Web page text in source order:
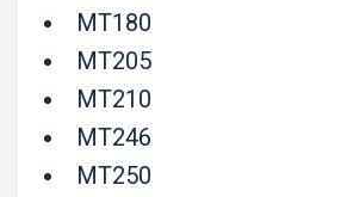
MT180
MT205
MT210
MT246
MT250